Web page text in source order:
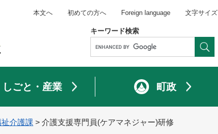
本文へ 初めての方へ Foreign language 文字サイズ
キーワード検索
しごと・産業 町政
祉介護課 > 介護支援専門員(ケアマネジャー)研修